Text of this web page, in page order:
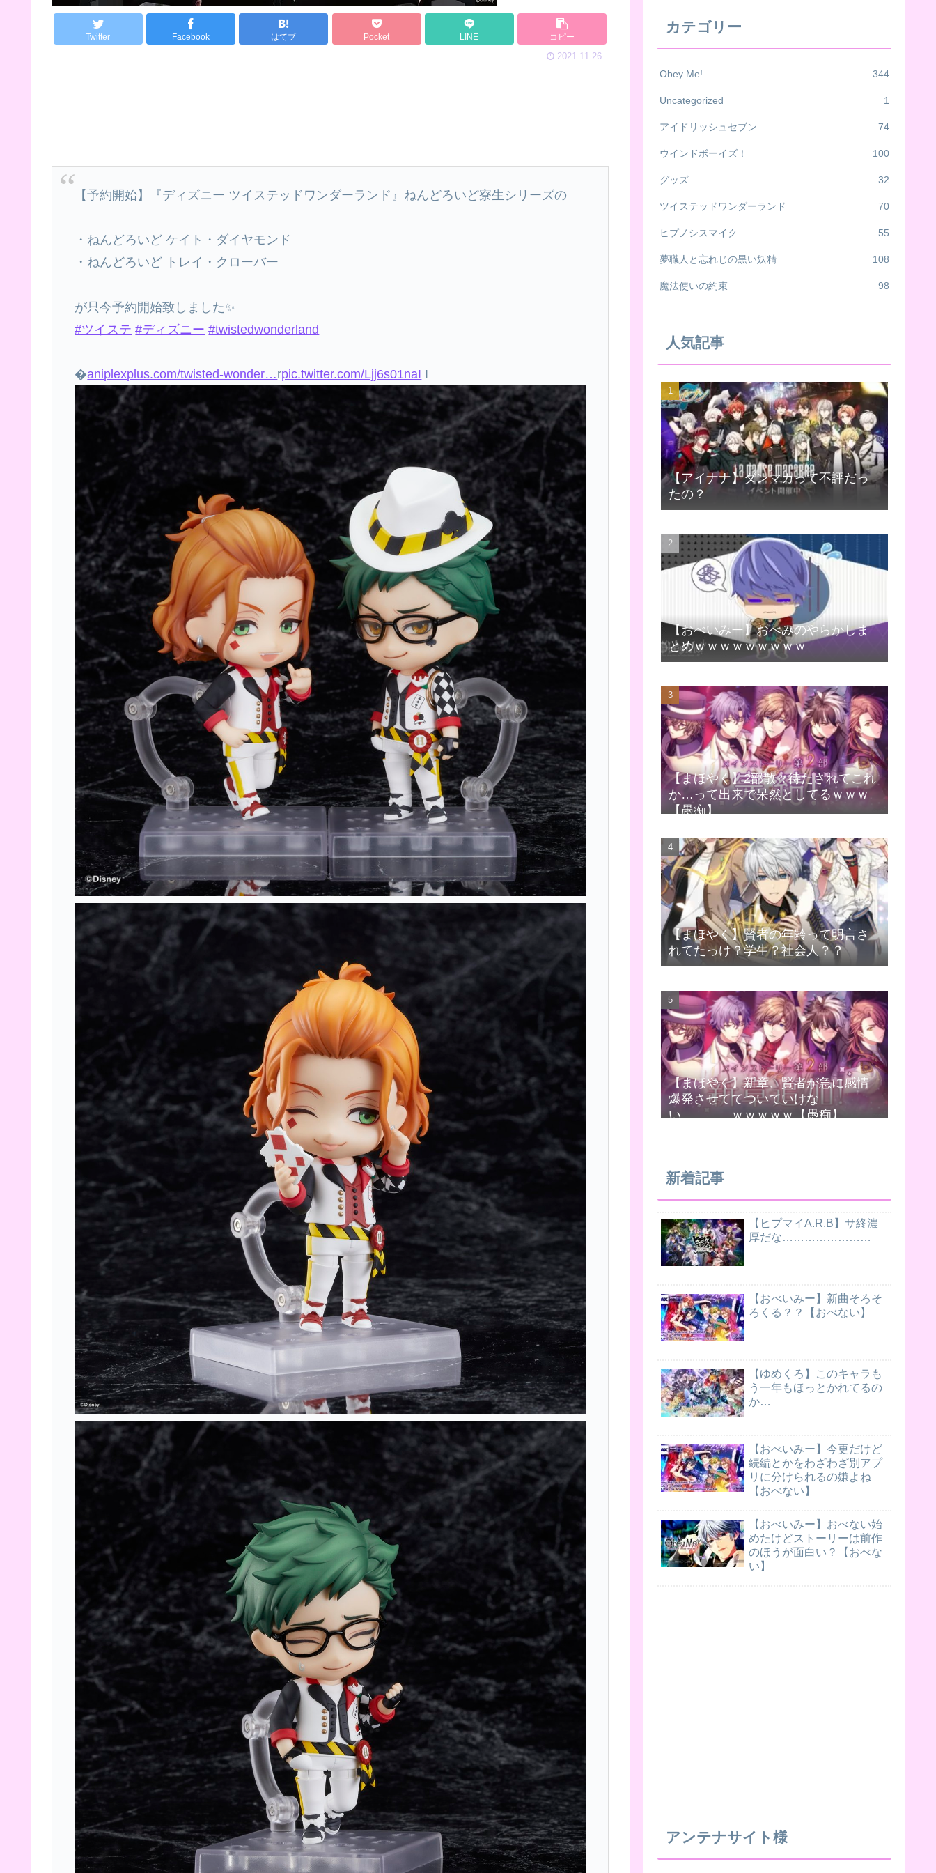
Twitter Facebook はてブ Pocket LINE コピー
2021.11.26
【予約開始】『ディズニー ツイステッドワンダーランド』ねんどろいど寮生シリーズの
・ねんどろいど ケイト・ダイヤモンド
・ねんどろいど トレイ・クローバー
が只今予約開始致しました✨
#ツイステ #ディズニー #twistedwonderland
�aniplexplus.com/twisted-wonder…rpic.twitter.com/Ljj6s01naI I
カテゴリー
Obey Me! 344
Uncategorized 1
アイドリッシュセブン 74
ウインドボーイズ！ 100
グッズ 32
ツイステッドワンダーランド 70
ヒプノシスマイク 55
夢職人と忘れじの黒い妖精 108
魔法使いの約束 98
人気記事
【アイナナ】ダンマカって不評だっ
たの？
【おべいみー】おべみのやらかしま
とめｗｗｗｗｗｗｗｗｗ
【まほやく】2部散々待たされてこれ
か…って出来で呆然としてるｗｗｗ
【愚痴】
【まほやく】賢者の年齢って明言さ
れてたっけ？学生？社会人？？
【まほやく】新章、賢者が急に感情
爆発させててついていけな
い…………ｗｗｗｗｗ【愚痴】
新着記事
【ヒプマイA.R.B】サ終濃
厚だな……………………
【おべいみー】新曲そろそ
ろくる？？【おべない】
【ゆめくろ】このキャラも
う一年もほっとかれてるの
か…
【おべいみー】今更だけど
続編とかをわざわざ別アプ
リに分けられるの嫌よね
【おべない】
【おべいみー】おべない始
めたけどストーリーは前作
のほうが面白い？【おべな
い】
アンテナサイト様